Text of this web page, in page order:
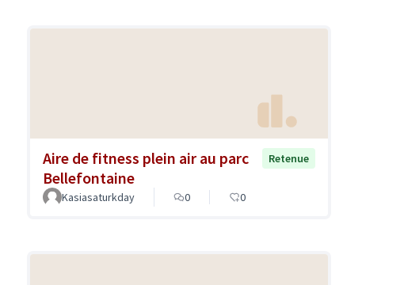
Aire de fitness plein air au parc
Bellefontaine
Retenue
Kasiasaturkday 0 0